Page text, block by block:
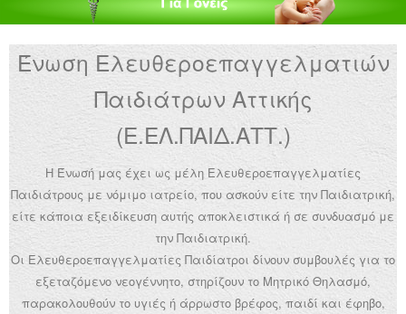
Ένωση Ελευθεροεπαγγελματιών
Παιδιάτρων Αττικής
(Ε.ΕΛ.ΠΑΙΔ.ΑΤΤ.)
Η Ένωσή μας έχει ως μέλη Ελευθεροεπαγγελματίες
Παιδιάτρους με νόμιμο ιατρείο, που ασκούν είτε την Παιδιατρική,
είτε κάποια εξειδίκευση αυτής αποκλειστικά ή σε συνδυασμό με
την Παιδιατρική.
Οι Ελευθεροεπαγγελματίες Παιδίατροι δίνουν συμβουλές για το
εξεταζόμενο νεογέννητο, στηρίζουν το Μητρικό Θηλασμό,
παρακολουθούν το υγιές ή άρρωστο βρέφος, παιδί και έφηβο,
Ανακοινώσεις
Εργαλεία για Παιδιάτρους
Χρήσιμα Links
Επεξεργασία Προφίλ